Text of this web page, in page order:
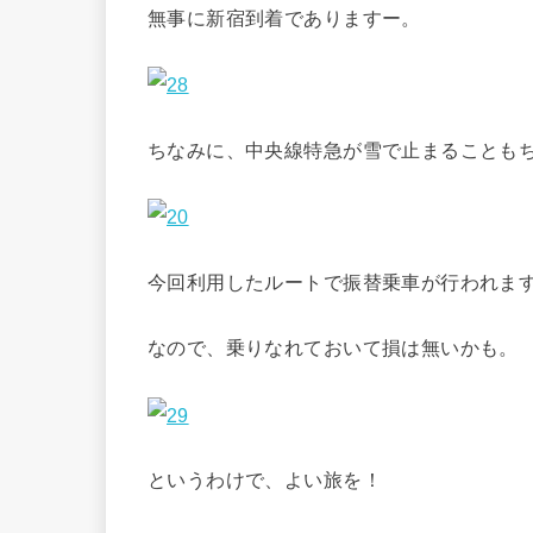
無事に新宿到着でありますー。
ちなみに、中央線特急が雪で止まることも
今回利用したルートで振替乗車が行われます
なので、乗りなれておいて損は無いかも。
というわけで、よい旅を！